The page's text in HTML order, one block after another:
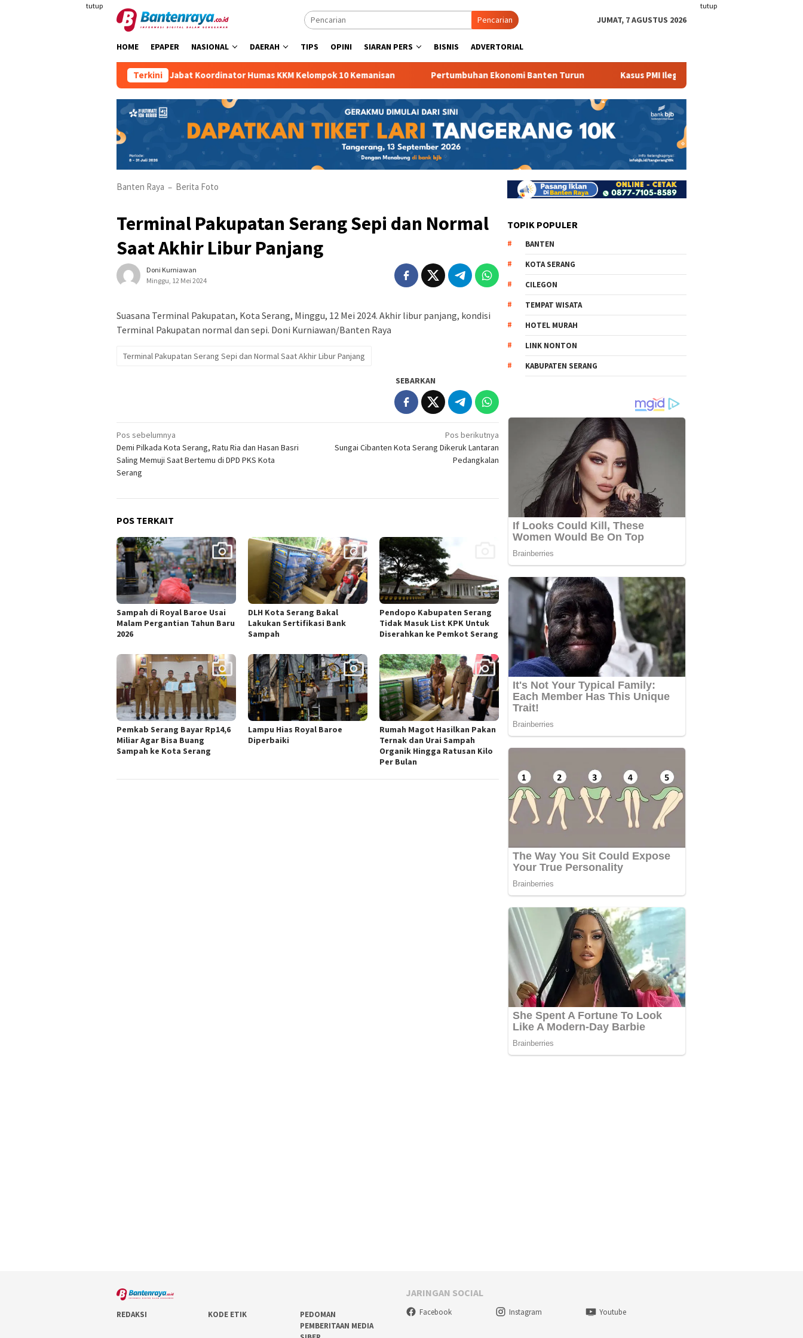
tutup tutup
Pencarian JUMAT, 7 AGUSTUS 2026
HOME EPAPER NASIONAL DAERAH TIPS OPINI SIARAN PERS BISNIS ADVERTORIAL
Terkini
Raden Maulana Khafid Dipercaya Jabat Koordinator Humas KKM Kelompok 10 Kemanisan Pertumbuhan Ekonomi Banten Turun Kasus PMI Ilegal Masih Terjadi
Banten Raya – Berita Foto
Terminal Pakupatan Serang Sepi dan Normal
Saat Akhir Libur Panjang
Doni Kurniawan
Minggu, 12 Mei 2024
Suasana Terminal Pakupatan, Kota Serang, Minggu, 12 Mei 2024. Akhir libur panjang, kondisi
Terminal Pakupatan normal dan sepi. Doni Kurniawan/Banten Raya
Terminal Pakupatan Serang Sepi dan Normal Saat Akhir Libur Panjang
SEBARKAN
Navigasi
pos
Pos sebelumnya
Demi Pilkada Kota Serang, Ratu Ria dan Hasan Basri
Saling Memuji Saat Bertemu di DPD PKS Kota
Serang
Pos berikutnya
Sungai Cibanten Kota Serang Dikeruk Lantaran
Pedangkalan
POS TERKAIT
Sampah di Royal Baroe Usai
Malam Pergantian Tahun Baru
2026
DLH Kota Serang Bakal
Lakukan Sertifikasi Bank
Sampah
Pendopo Kabupaten Serang
Tidak Masuk List KPK Untuk
Diserahkan ke Pemkot Serang
Pemkab Serang Bayar Rp14,6
Miliar Agar Bisa Buang
Sampah ke Kota Serang
Lampu Hias Royal Baroe
Diperbaiki
Rumah Magot Hasilkan Pakan
Ternak dan Urai Sampah
Organik Hingga Ratusan Kilo
Per Bulan
TOPIK POPULER
BANTEN
KOTA SERANG
CILEGON
TEMPAT WISATA
HOTEL MURAH
LINK NONTON
KABUPATEN SERANG
REDAKSI KODE ETIK
PEDOMAN
PEMBERITAAN MEDIA
JARINGAN SOCIAL
Facebook Instagram Youtube